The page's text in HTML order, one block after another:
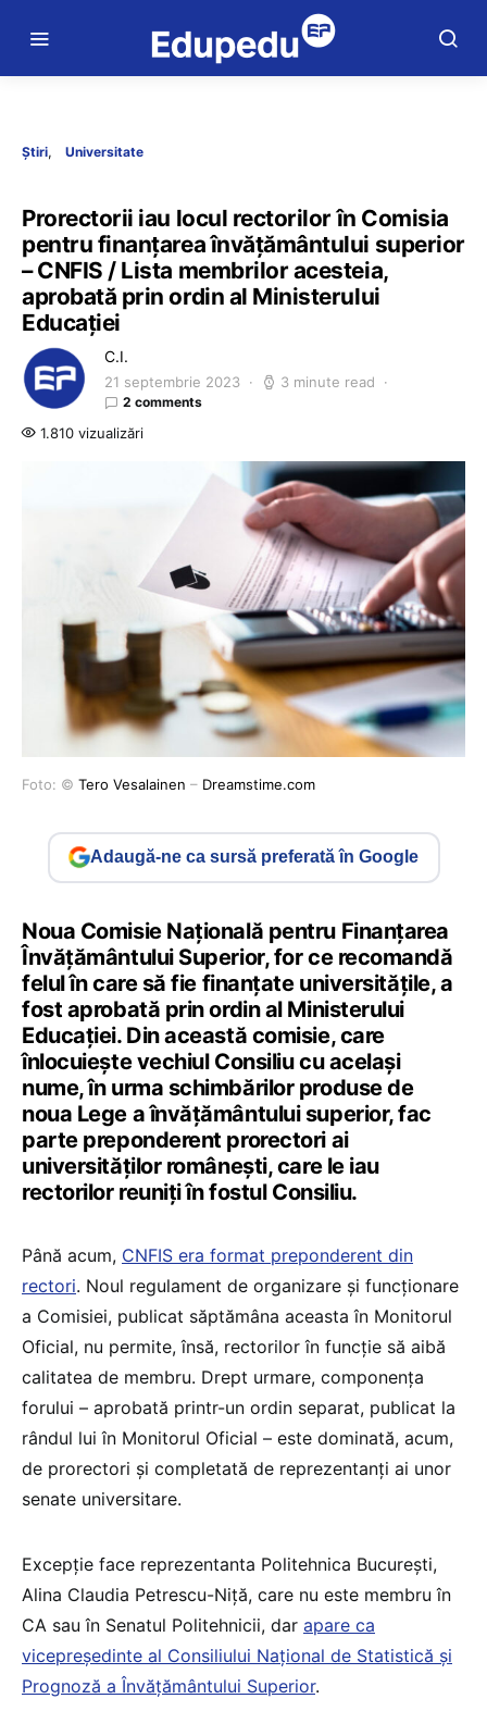
Știri Universitate
Prorectorii iau locul rectorilor în Comisia
pentru finanțarea învățământului superior
– CNFIS / Lista membrilor acesteia,
aprobată prin ordin al Ministerului
Educației
C.I.
21 septembrie 2023 3 minute read
2 comments
1.810 vizualizări
Foto: © Tero Vesalainen – Dreamstime.com
Adaugă-ne ca sursă preferată în Google
Noua Comisie Națională pentru Finanțarea
Învățământului Superior, for ce recomandă
felul în care să fie finanțate universitățile, a
fost aprobată prin ordin al Ministerului
Educației. Din această comisie, care
înlocuiește vechiul Consiliu cu același
nume, în urma schimbărilor produse de
noua Lege a învățământului superior, fac
parte preponderent prorectori ai
universităților românești, care le iau
rectorilor reuniți în fostul Consiliu.
Până acum, CNFIS era format preponderent din
rectori. Noul regulament de organizare și funcționare
a Comisiei, publicat săptămâna aceasta în Monitorul
Oficial, nu permite, însă, rectorilor în funcție să aibă
calitatea de membru. Drept urmare, componența
forului – aprobată printr-un ordin separat, publicat la
rândul lui în Monitorul Oficial – este dominată, acum,
de prorectori și completată de reprezentanți ai unor
senate universitare.
Excepție face reprezentanta Politehnica București,
Alina Claudia Petrescu-Niță, care nu este membru în
CA sau în Senatul Politehnicii, dar apare ca
vicepreședinte al Consiliului Național de Statistică și
Prognoză a Învățământului Superior.